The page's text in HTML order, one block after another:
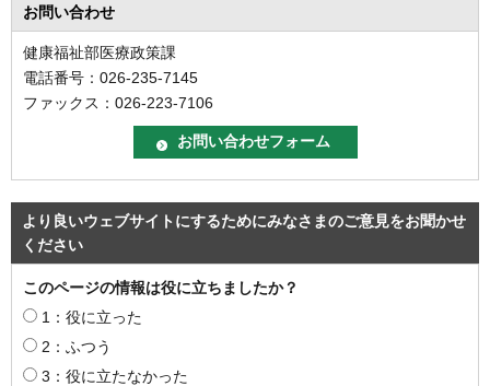
お問い合わせ
健康福祉部医療政策課
電話番号：026-235-7145
ファックス：026-223-7106
より良いウェブサイトにするためにみなさまのご意見をお聞かせ
ください
このページの情報は役に立ちましたか？
1：役に立った
2：ふつう
3：役に立たなかった